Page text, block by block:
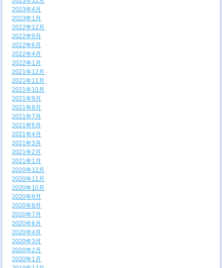
2023年4月
2023年1月
2022年12月
2022年9月
2022年6月
2022年4月
2022年1月
2021年12月
2021年11月
2021年10月
2021年9月
2021年8月
2021年7月
2021年6月
2021年4月
2021年3月
2021年2月
2021年1月
2020年12月
2020年11月
2020年10月
2020年9月
2020年8月
2020年7月
2020年6月
2020年4月
2020年3月
2020年2月
2020年1月